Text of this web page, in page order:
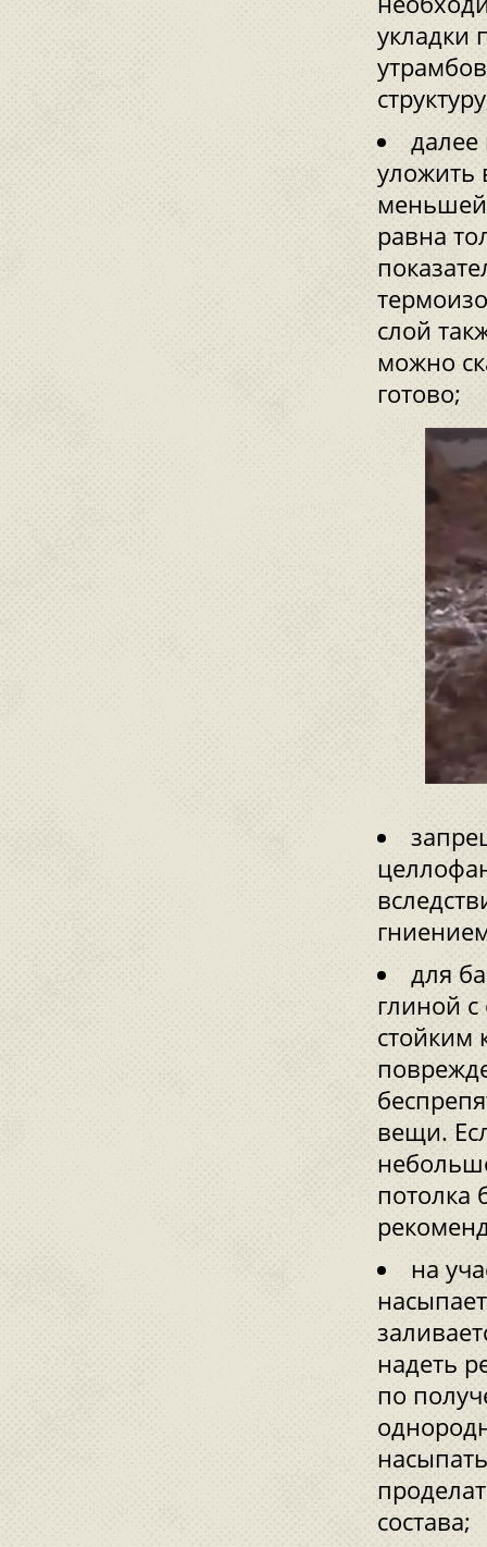
укладки
далее
уложить
меньшей
равна
слой
можно
готово;
для
глиной с
стойким
вещи.
потолка
на
надеть
по
состава;